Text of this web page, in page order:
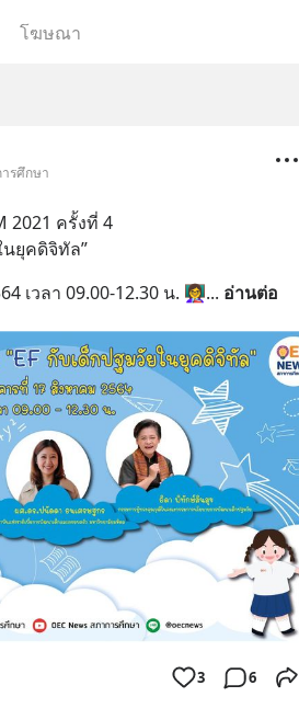
โฆษณา
ารศึกษา
2021 ครั้งที่ 4
นยุคดิจิทัล”
เวลา 09.00-​12.30 น. 👩‍🏫... อ่านต่อ
3 6